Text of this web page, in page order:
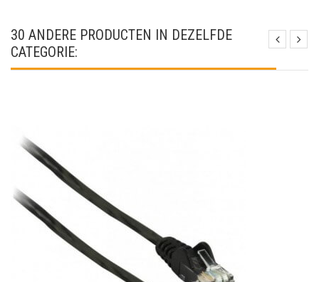
30 ANDERE PRODUCTEN IN DEZELFDE
CATEGORIE: